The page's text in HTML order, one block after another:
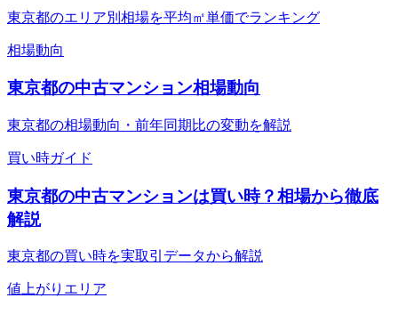
東京都のエリア別相場を平均㎡単価でランキング
相場動向
東京都の中古マンション相場動向
東京都の相場動向・前年同期比の変動を解説
買い時ガイド
東京都の中古マンションは買い時？相場から徹底
解説
東京都の買い時を実取引データから解説
値上がりエリア